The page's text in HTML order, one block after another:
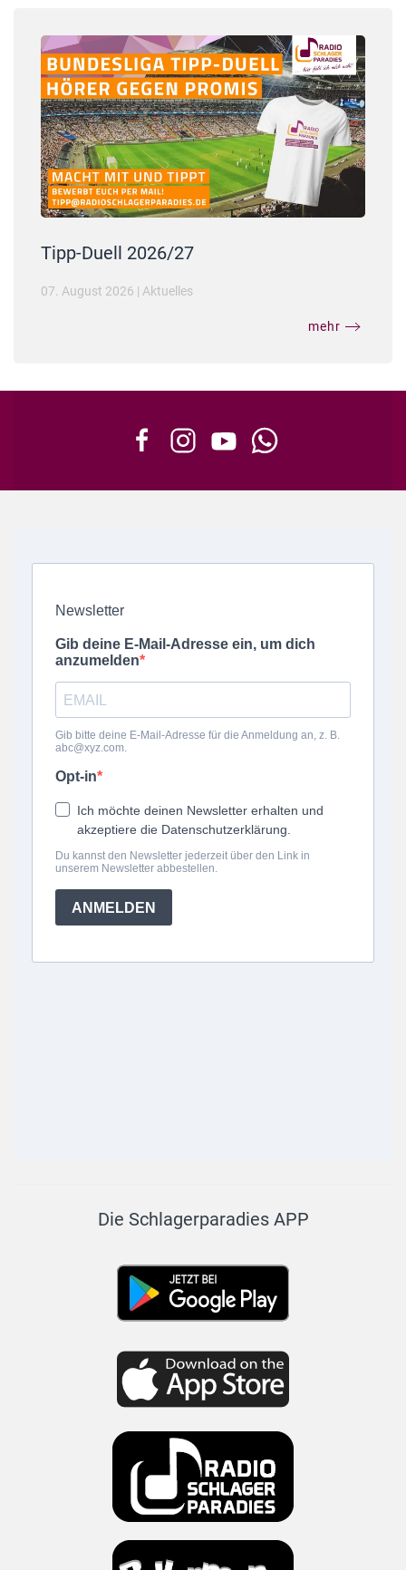
Tipp-Duell 2026/27
07. August 2026 | Aktuelles
mehr
Die Schlagerparadies APP